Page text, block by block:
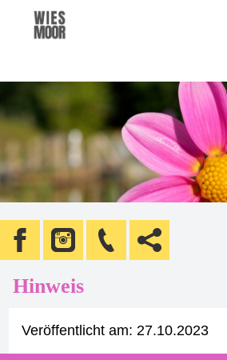
Hinweis
Veröffentlicht am: 27.10.2023